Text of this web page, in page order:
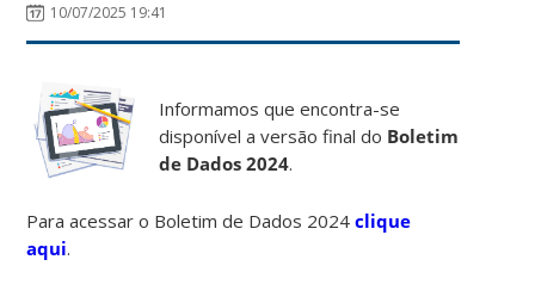
10/07/2025 19:41
Informamos que encontra-se
disponível a versão final do Boletim
de Dados 2024.
Para acessar o Boletim de Dados 2024clique
aqui.